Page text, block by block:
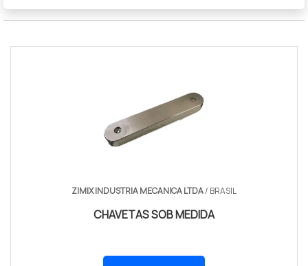
ZIMIX INDUSTRIA MECANICA LTDA/ BRASIL
CHAVETAS SOB MEDIDA